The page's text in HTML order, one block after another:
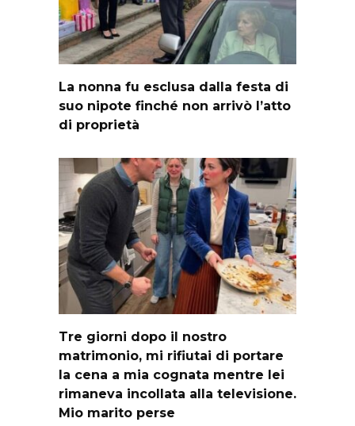
La nonna fu esclusa dalla festa di
suo nipote finché non arrivò l’atto
di proprietà
Tre giorni dopo il nostro
matrimonio, mi rifiutai di portare
la cena a mia cognata mentre lei
rimaneva incollata alla televisione.
Mio marito perse